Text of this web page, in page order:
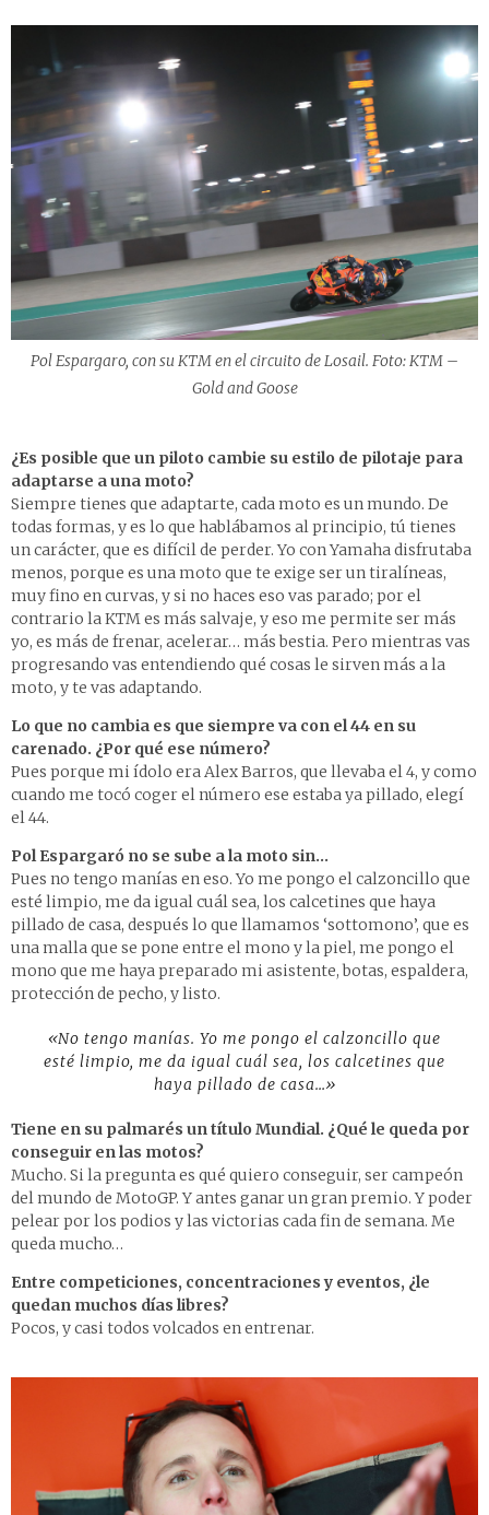
Pol Espargaro, con su KTM en el circuito de Losail. Foto: KTM –
Gold and Goose
¿Es posible que un piloto cambie su estilo de pilotaje para
adaptarse a una moto?
Siempre tienes que adaptarte, cada moto es un mundo. De
todas formas, y es lo que hablábamos al principio, tú tienes
un carácter, que es difícil de perder. Yo con Yamaha disfrutaba
menos, porque es una moto que te exige ser un tiralíneas,
muy fino en curvas, y si no haces eso vas parado; por el
contrario la KTM es más salvaje, y eso me permite ser más
yo, es más de frenar, acelerar… más bestia. Pero mientras vas
progresando vas entendiendo qué cosas le sirven más a la
moto, y te vas adaptando.
Lo que no cambia es que siempre va con el 44 en su
carenado. ¿Por qué ese número?
Pues porque mi ídolo era Alex Barros, que llevaba el 4, y como
cuando me tocó coger el número ese estaba ya pillado, elegí
el 44.
Pol Espargaró no se sube a la moto sin…
Pues no tengo manías en eso. Yo me pongo el calzoncillo que
esté limpio, me da igual cuál sea, los calcetines que haya
pillado de casa, después lo que llamamos ‘sottomono’, que es
una malla que se pone entre el mono y la piel, me pongo el
mono que me haya preparado mi asistente, botas, espaldera,
protección de pecho, y listo.
«No tengo manías. Yo me pongo el calzoncillo que
esté limpio, me da igual cuál sea, los calcetines que
haya pillado de casa…»
Tiene en su palmarés un título Mundial. ¿Qué le queda por
conseguir en las motos?
Mucho. Si la pregunta es qué quiero conseguir, ser campeón
del mundo de MotoGP. Y antes ganar un gran premio. Y poder
pelear por los podios y las victorias cada fin de semana. Me
queda mucho…
Entre competiciones, concentraciones y eventos, ¿le
quedan muchos días libres?
Pocos, y casi todos volcados en entrenar.